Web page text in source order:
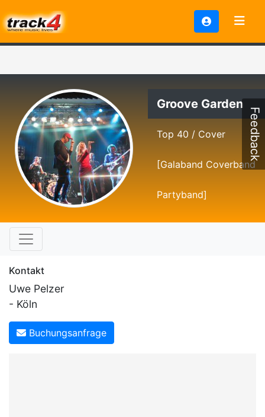
Groove Garden
Top 40 / Cover
[Galaband Coverband
Partyband]
Kontakt
Uwe Pelzer
- Köln
Buchungsanfrage
Feedback